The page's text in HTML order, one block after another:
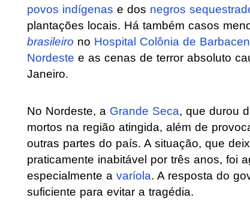
povos indígenas e dos negros
plantações locais. Há também casos
brasileiro no Hospital Colônia de
Nordeste e as cenas de terror absoluto
Janeiro.
No Nordeste, a Grande Seca, que durou
mortos na região atingida, além de
outras partes do país. A situação, que
praticamente inabitável por três anos, foi
especialmente a varíola. A resposta do
suficiente para evitar a tragédia.